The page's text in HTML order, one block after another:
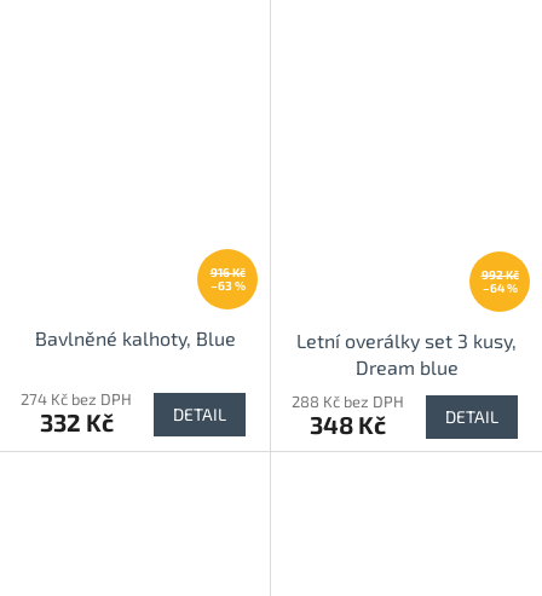
916 Kč
–63 %
Bavlněné kalhoty, Blue
274 Kč bez DPH
332 Kč DETAIL
992 Kč
–64 %
Letní overálky set 3 kusy,
Dream blue
288 Kč bez DPH
348 Kč DETAIL